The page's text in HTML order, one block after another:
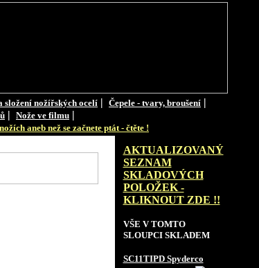
složení nožířských ocelí | Čepele - tvary, broušení |
| Nože ve filmu |
aneb než se začnete ptát - čtěte !
AKTUALIZOVANÝ
SEZNAM
SKLADOVÝCH
POLOŽEK -
KLIKNOUT ZDE !!
VŠE V TOMTO
SLOUPCI SKLADEM
SC11TIPD Spyderco